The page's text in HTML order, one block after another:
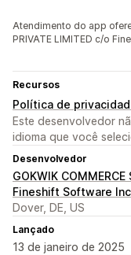
Atendimento do app
PRIVATE LIMITED c/o
Recursos
Política de
Este desenvolvedor
idioma que você
Desenvolvedor
GOKWIK
Fineshift Software
Dover, DE, US
Lançado
13 de janeiro de 2025